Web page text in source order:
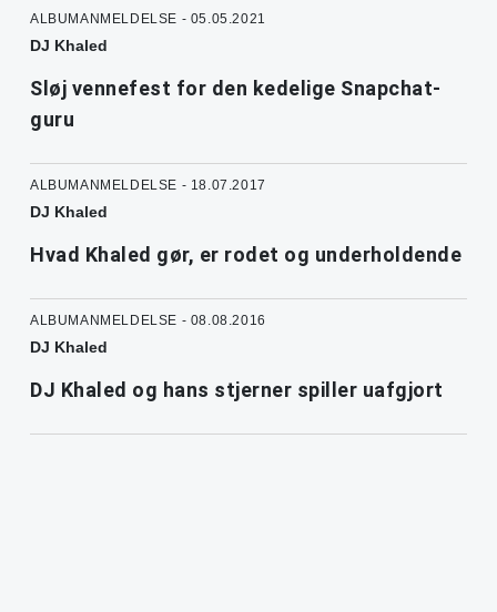
ALBUMANMELDELSE - 05.05.2021
DJ Khaled
Sløj vennefest for den kedelige Snapchat-
guru
ALBUMANMELDELSE - 18.07.2017
DJ Khaled
Hvad Khaled gør, er rodet og underholdende
ALBUMANMELDELSE - 08.08.2016
DJ Khaled
DJ Khaled og hans stjerner spiller uafgjort